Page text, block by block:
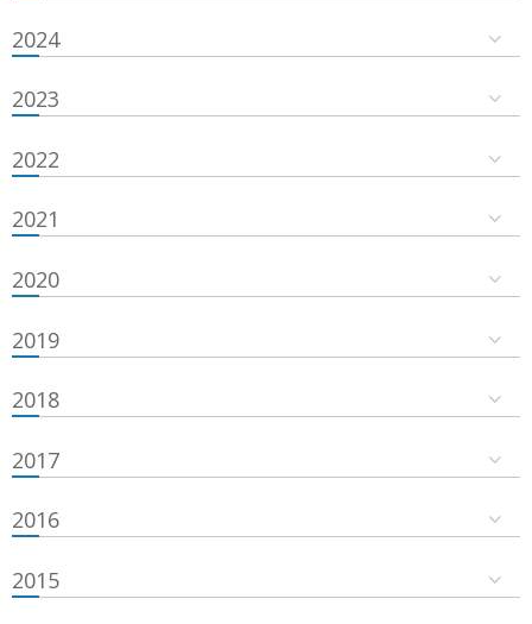
2024
2023
2022
2021
2020
2019
2018
2017
2016
2015